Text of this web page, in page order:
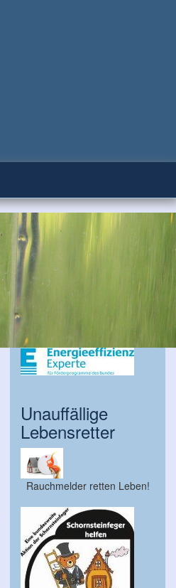
Unauffällige
Lebensretter
Rauchmelder retten Leben!